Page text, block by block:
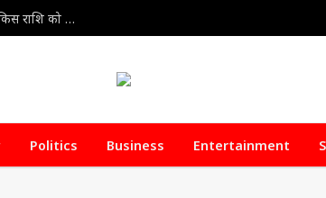
Weekly Horoscope 9 Aug to 15 Aug 2026 : अगस्त का दूसरा सप्ताह: किस राशि को मिलेगा लाभ, किसे बरतनी होगी सावधानी?
Politics Business Entertainment